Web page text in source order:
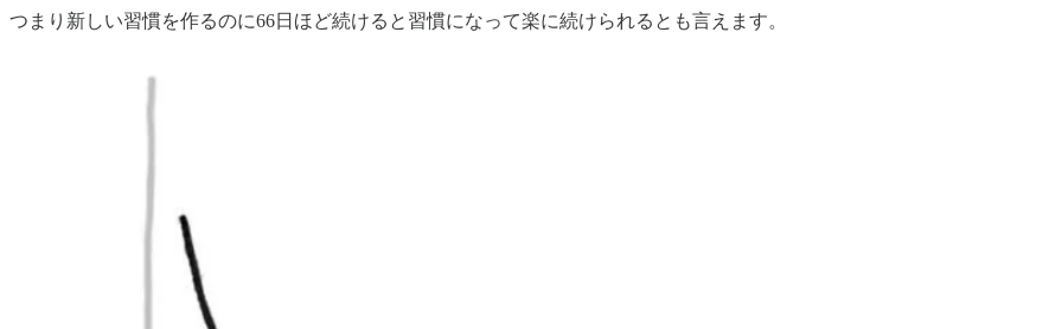
つまり新しい習慣を作るのに66日ほど続けると習慣になって楽に続けられるとも言えます。